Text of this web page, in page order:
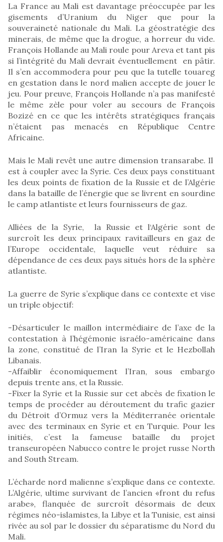
La France au Mali est davantage préoccupée par les
gisements d’Uranium du Niger que pour la
souveraineté nationale du Mali. La géostratégie des
minerais, de même que la drogue, a horreur du vide.
François Hollande au Mali roule pour Areva et tant pis
si l’intégrité du Mali devrait éventuellement en pâtir.
Il s’en accommodera pour peu que la tutelle touareg
en gestation dans le nord malien accepte de jouer le
jeu. Pour preuve, François Hollande n’a pas manifesté
le même zèle pour voler au secours de François
Bozizé en ce que les intérêts stratégiques français
n’étaient pas menacés en République Centre
Africaine.
Mais le Mali revêt une autre dimension transarabe. Il
est à coupler avec la Syrie. Ces deux pays constituant
les deux points de fixation de la Russie et de l’Algérie
dans la bataille de l’énergie que se livrent en sourdine
le camp atlantiste et leurs fournisseurs de gaz.
Alliées de la Syrie, la Russie et l‘Algérie sont de
surcroît les deux principaux ravitailleurs en gaz de
l’Europe occidentale, laquelle veut réduire sa
dépendance de ces deux pays situés hors de la sphère
atlantiste.
La guerre de Syrie s’explique dans ce contexte et vise
un triple objectif:
-Désarticuler le maillon intermédiaire de l’axe de la
contestation à l’hégémonie israélo-américaine dans
la zone, constitué de l’Iran la Syrie et le Hezbollah
Libanais.
-Affaiblir économiquement l’Iran, sous embargo
depuis trente ans, et la Russie.
-Fixer la Syrie et la Russie sur cet abcès de fixation le
temps de procéder au déroutement du trafic gazier
du Détroit d’Ormuz vers la Méditerranée orientale
avec des terminaux en Syrie et en Turquie. Pour les
initiés, c’est la fameuse bataille du projet
transeuropéen Nabucco contre le projet russe North
and South Stream.
L’écharde nord malienne s’explique dans ce contexte.
L’Algérie, ultime survivant de l’ancien «front du refus
arabe», flanquée de surcroît désormais de deux
régimes néo-islamistes, la Libye et la Tunisie, est ainsi
rivée au sol par le dossier du séparatisme du Nord du
Mali.